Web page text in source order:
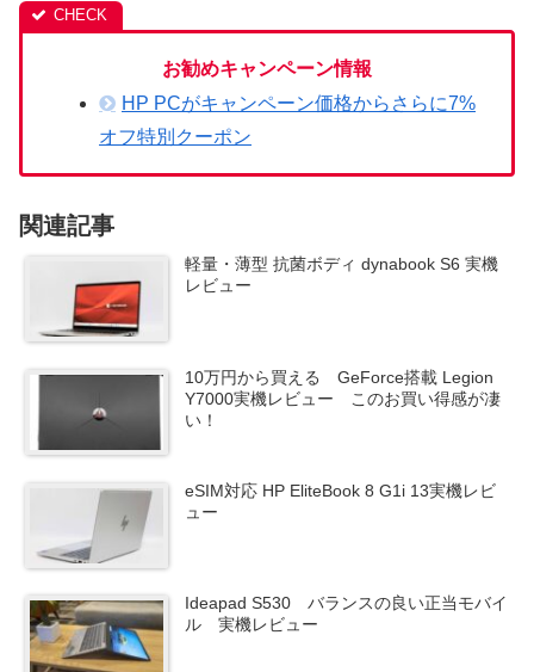
お勧めキャンペーン情報
HP PCがキャンペーン価格からさらに7%
オフ特別クーポン
関連記事
軽量・薄型 抗菌ボディ dynabook S6 実機
レビュー
10万円から買える GeForce搭載 Legion
Y7000実機レビュー このお買い得感が凄
い！
eSIM対応 HP EliteBook 8 G1i 13実機レビ
ュー
Ideapad S530 バランスの良い正当モバイ
ル 実機レビュー